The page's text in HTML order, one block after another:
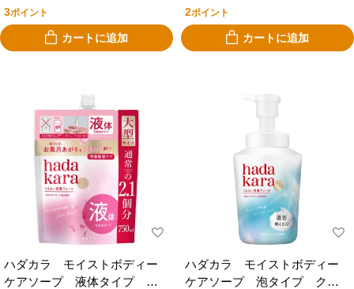
3ポイント
カートに追加
2ポイント
カートに追加
ハダカラ モイストボディー
ケアソープ 液体タイプ フ
ハダカラ モイストボディー
ケアソープ 泡タイプ クリ